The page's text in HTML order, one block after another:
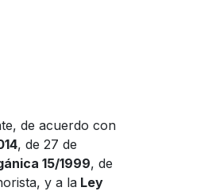
de acuerdo con
, de 27 de
15/1999, de
y a la Ley